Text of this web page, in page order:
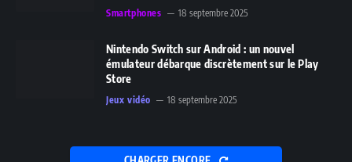
Smartphones 18 septembre 2025
Nintendo Switch sur Android : un nouvel
émulateur débarque discrètement sur le Play
Store
Jeux vidéo 18 septembre 2025